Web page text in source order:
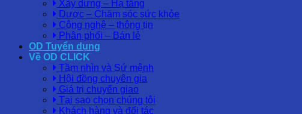
Xây dựng – Hạ tầng
Dược – Chăm sóc sức khỏe
Công nghệ – thông tin
Phân phối – Bán lẻ
OD Tuyển dụng
Về OD CLICK
Tầm nhìn và Sứ mệnh
Hội đồng chuyên gia
Giá trị chuyển giao
Tại sao chọn chúng tôi
Khách hàng và đối tác